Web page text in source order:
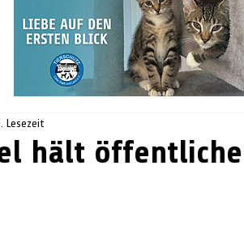
hält
Lesezeit